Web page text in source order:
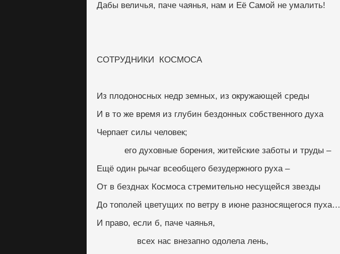
Дабы величья, паче чаянья, нам и Её Самой не умалить!
СОТРУДНИКИ  КОСМОСА
Из плодоносных недр земных, из окружающей среды
И в то же время из глубин бездонных собственного духа
Черпает силы человек;
           его духовные борения, житейские заботы и труды –
Ещё один рычаг всеобщего безудержного руха –
От в безднах Космоса стремительно несущейся звезды
До тополей цветущих по ветру в июне разносящегося пуха…
И право, если б, паче чаянья,
                всех нас внезапно одолела лень,